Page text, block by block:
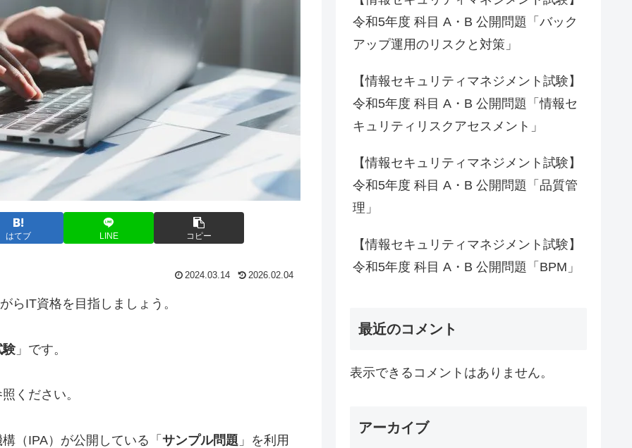
はてブ LINE コピー
2024.03.14 2026.02.04
らIT資格を目指しましょう。
験 」です。
ください。
（IPA）が公開している「 サンプル問題 」を利用
令和5年度 科目 A・B 公開問題「バック
アップ運用のリスクと対策」
【情報セキュリティマネジメント試験】
令和5年度 科目 A・B 公開問題「情報セ
キュリティリスクアセスメント」
【情報セキュリティマネジメント試験】
令和5年度 科目 A・B 公開問題「品質管
理」
【情報セキュリティマネジメント試験】
令和5年度 科目 A・B 公開問題「BPM」
最近のコメント
表示できるコメントはありません。
アーカイブ